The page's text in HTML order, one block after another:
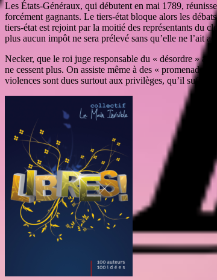
Les États-Généraux, qui débutent en mai 1789,
forcément gagnants. Le tiers-état bloque alors les
tiers-état est rejoint par la moitié des représentants du
plus aucun impôt ne sera prélevé sans qu’elle ne l’ait
Necker, que le roi juge responsable du « désordre »
ne cessent plus. On assiste même à des «
violences sont dues surtout aux privilèges, qu’il